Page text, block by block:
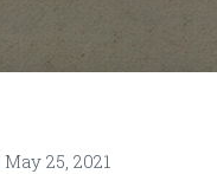
G
May 25, 2021